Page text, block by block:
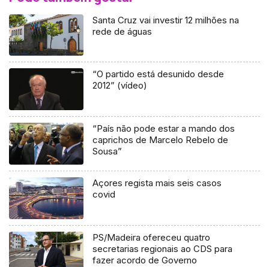
Santa Cruz vai investir 12 milhões na
rede de águas
“O partido está desunido desde
2012” (vídeo)
“País não pode estar a mando dos
caprichos de Marcelo Rebelo de
Sousa”
Açores regista mais seis casos
covid
PS/Madeira ofereceu quatro
secretarias regionais ao CDS para
fazer acordo de Governo